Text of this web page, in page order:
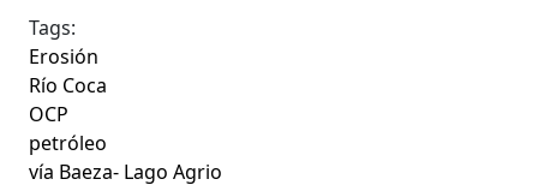
Tags:
Erosión
Río Coca
OCP
petróleo
vía Baeza- Lago Agrio